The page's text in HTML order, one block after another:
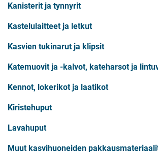
Kanisterit ja tynnyrit
Kastelulaitteet ja letkut
Kasvien tukinarut ja klipsit
Katemuovit ja -kalvot, kateharsot ja
Kennot, lokerikot ja laatikot
Kiristehuput
Lavahuput
Muut kasvihuoneiden